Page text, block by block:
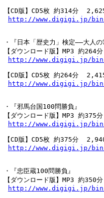
【CD版】CD5枚 約314分
http://www.digigi.jp/bin/
・『日本「歴史力」検定――大人
【ダウンロード版】MP3 約
http://www.digigi.jp/bin/
【CD版】CD5枚 約264分
http://www.digigi.jp/bin/
・『邪馬台国100問勝負』
【ダウンロード版】MP3 約
http://www.digigi.jp/bin/
【CD版】CD5枚 約375分
http://www.digigi.jp/bin/
・『忠臣蔵100問勝負』
【ダウンロード版】MP3 約
http://www.digigi.jp/bin/